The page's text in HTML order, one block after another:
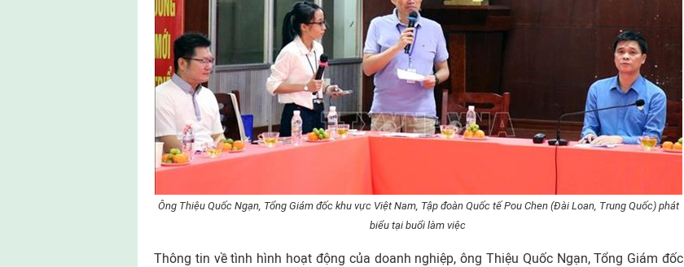
Ông Thiệu Quốc Ngạn, Tổng Giám đốc khu vực Việt Nam, Tập đoàn Quốc tế Pou Chen (Đài Loan, Trung Quốc) phát
biểu tại buổi làm việc
Thông tin về tình hình hoạt động của doanh nghiệp, ông Thiệu Quốc Ngạn, Tổng Giám đốc